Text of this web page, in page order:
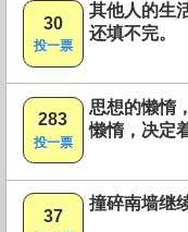
30
投一票
其他人的生
还填不完。
283
投一票
思想的懒惰
懒惰，决定
37
撞碎南墙继